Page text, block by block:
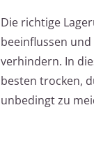
Die richtige
beeinflussen
verhindern. In
besten trocken,
unbedingt zu